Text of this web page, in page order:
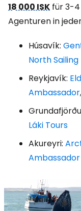
18 000 ISK für 3-4
Agenturen in
Húsavík:
North Sailing
Reykjavík:
Ambassador,
Láki Tours
Akureyri:
Ambassador